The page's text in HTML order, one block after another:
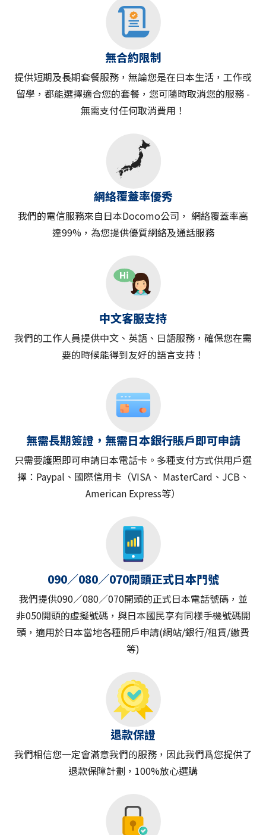
無合約限制
提供短期及長期套餐服務，無論您是在日本生活，工作或
留學，都能選擇適合您的套餐，您可隨時取消您的服務 -
無需支付任何取消費用！
網絡覆蓋率優秀
我們的電信服務來自日本Docomo公司， 網絡覆蓋率高
達99%，為您提供優質網絡及通話服務
中文客服支持
我們的工作人員提供中文、英語、日語服務，確保您在需
要的時候能得到友好的語言支持！
無需長期簽證，無需日本銀行賬戶即可申請
只需要護照即可申請日本電話卡。多種支付方式供用戶選
擇：Paypal、國際信用卡（VISA、 MasterCard、JCB、
American Express等）
090／080／070開頭正式日本門號
我們提供090／080／070開頭的正式日本電話號碼，並
非050開頭的虛擬號碼，與日本國民享有同樣手機號碼開
頭，適用於日本當地各種開戶申請(網站/銀行/租賃/繳費
等)
退款保證
我們相信您一定會滿意我們的服務，因此我們爲您提供了
退款保障計劃，100%放心選購